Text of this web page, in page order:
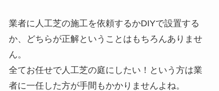
業者に人工芝の施工を依頼するかDIYで設置する
か、どちらが正解ということはもちろんありませ
ん。
全てお任せで人工芝の庭にしたい！という方は業
者に一任した方が手間もかかりませんよね。